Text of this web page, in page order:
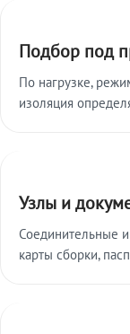
Подбор под
По нагрузке,
изоляция
Узлы и
Соединительные
карты сборки,